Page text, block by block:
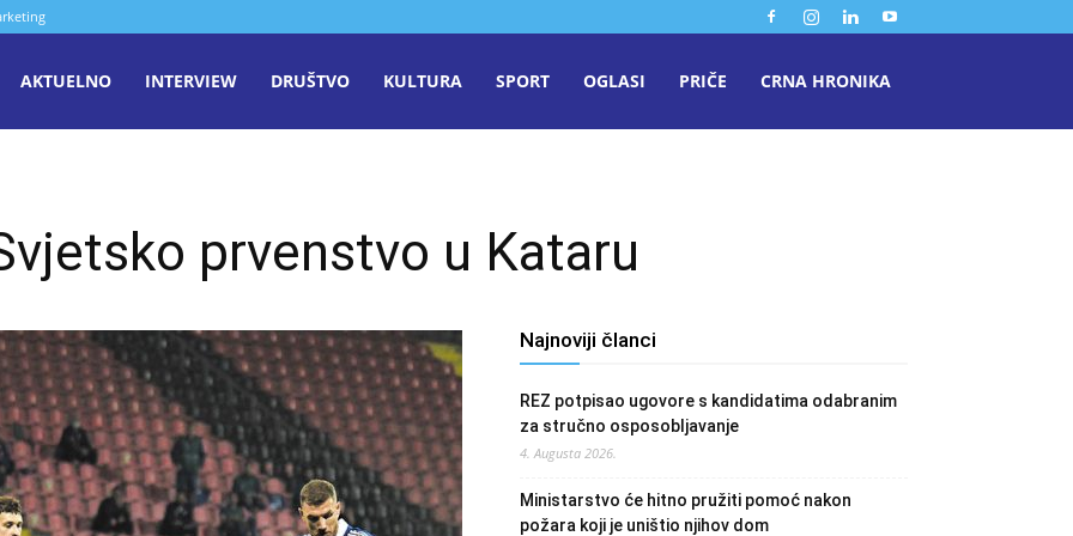
AKTUELNO INTERVIEW DRUŠTVO KULTURA SPORT OGLASI PRIČE CRNA HRONIKA
prvenstvo u Kataru
Najnoviji članci
REZ potpisao ugovore s kandidatima odabranim
za stručno osposobljavanje
4. Augusta 2026.
Ministarstvo će hitno pružiti pomoć nakon
požara koji je uništio njihov dom